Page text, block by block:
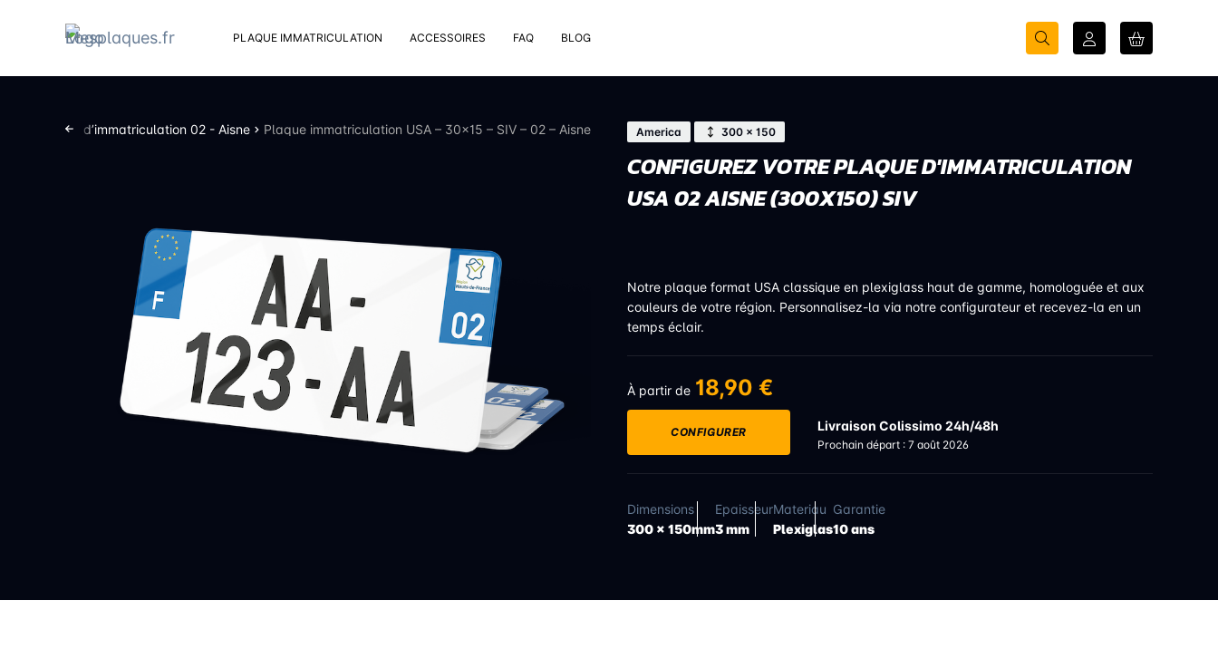
PLAQUE IMMATRICULATION ACCESSOIRES
Rivets
Sent bons
FAQ BLOG
Plaques d’immatriculation 02 - Aisne Plaque immatriculation USA – 30×15 – SIV – 02 – Aisne America 300 × 150
CONFIGUREZ VOTRE PLAQUE D'IMMATRICULATION
USA 02 AISNE (300X150) SIV
Notre plaque format USA classique en plexiglass haut de gamme, homologuée et aux
couleurs de votre région. Personnalisez-la via notre configurateur et recevez-la en un
temps éclair.
À partir de 18,90 €
CONFIGURER Livraison Colissimo 24h/48h
Prochain départ : 7 août 2026
Dimensions
300 x 150mm
Epaisseur
3 mm
Materiau
Plexiglas
Garantie
10 ans